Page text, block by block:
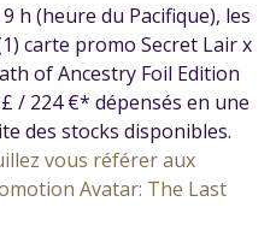
h (heure du Pacifique), les
carte promo Secret Lair x
of Ancestry Foil Edition
/ 224 €* dépensés en une
des stocks disponibles.
vous référer aux
Avatar: The Last